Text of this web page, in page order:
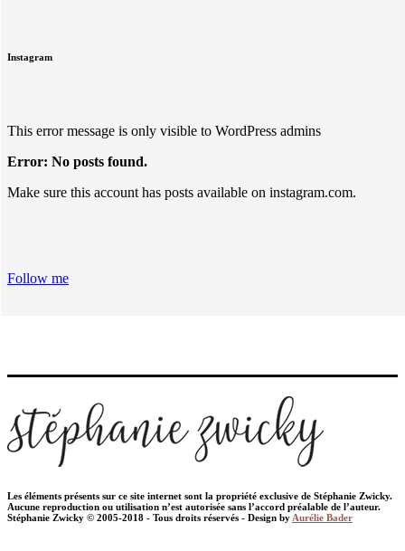
Instagram
This error message is only visible to WordPress admins
Error: No posts found.
Make sure this account has posts available on instagram.com.
Follow me
Les éléments présents sur ce site internet sont la propriété exclusive de Stéphanie Zwicky.
Aucune reproduction ou utilisation n’est autorisée sans l’accord préalable de l’auteur.
Stéphanie Zwicky © 2005-2018 - Tous droits réservés - Design by Aurélie Bader